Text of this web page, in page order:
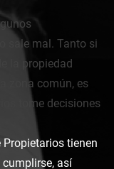
sale mal. Tanto si
la propiedad
zona común, es
tome decisiones
tienen
así